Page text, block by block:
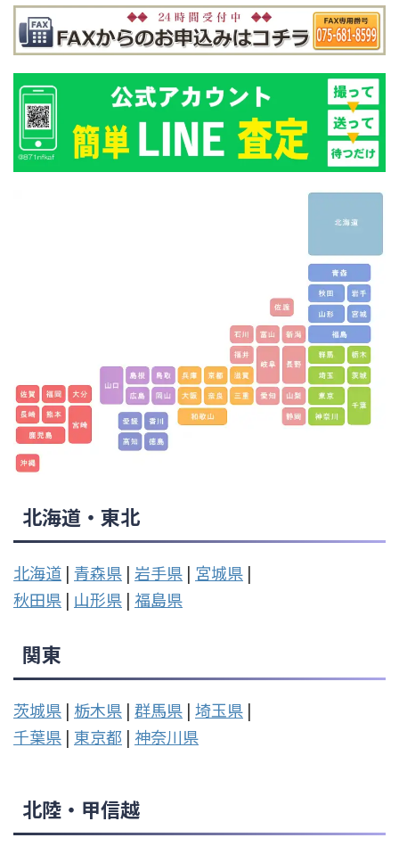
北海道・東北
北海道 | 青森県 | 岩手県 | 宮城県 |
秋田県 | 山形県 | 福島県
関東
茨城県 | 栃木県 | 群馬県 | 埼玉県 |
千葉県 | 東京都 | 神奈川県
北陸・甲信越